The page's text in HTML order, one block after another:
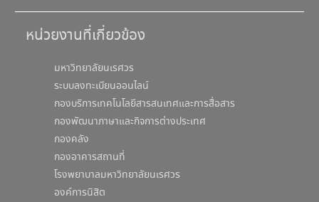
หน่วยงานที่เกี่ยวข้อง
มหาวิทยาลัยนเรศวร
ระบบลงทะเบียนออนไลน์
กองบริการเทคโนโลยีสารสนเทศและการสื่อสาร
กองพัฒนาภาษาและกิจการต่างประเทศ
กองคลัง
กองอาคารสถานที่
โรงพยาบาลมหาวิทยาลัยนเรศวร
องค์การนิสิต